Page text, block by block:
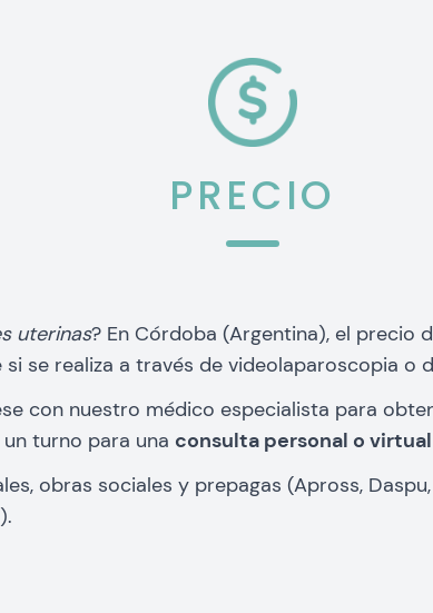
PRECIO
uterinas? En Córdoba (Argentina), el precio
se realiza a través de videolaparoscopia o
con nuestro médico especialista para
turno para una consulta personal o virtual
obras sociales y prepagas (Apross, Daspu,